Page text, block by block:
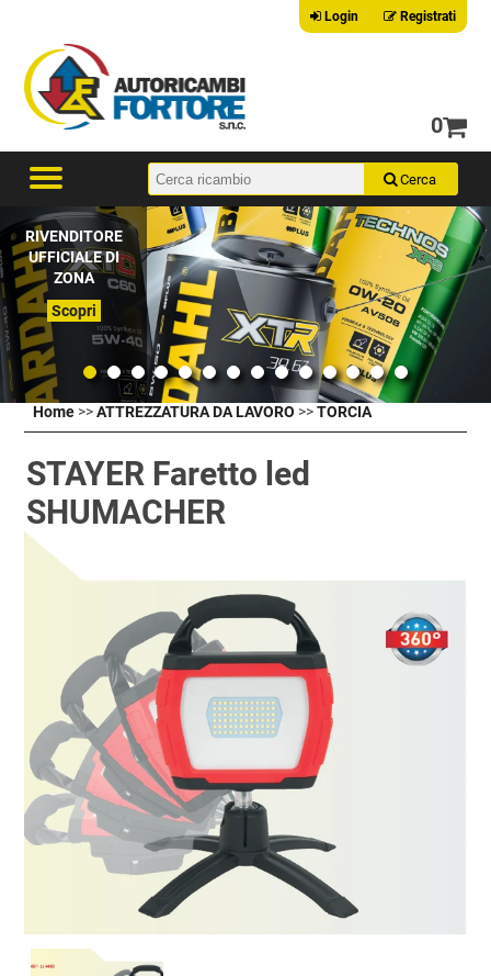
Login Registrati
0
RIVENDITORE
UFFICIALE DI
ZONA
Scopri
Home >>ATTREZZATURA DA LAVORO >>TORCIA
STAYER Faretto led
SHUMACHER